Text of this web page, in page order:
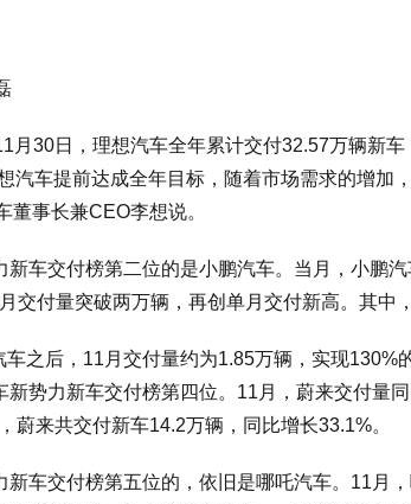
月30日，理想汽车全年累计交付32.57万辆新
汽车提前达成全年目标，随着市场需求的增加
董事长兼CEO李想说。
新车交付榜第二位的是小鹏汽车。当月，小鹏
交付量突破两万辆，再创单月交付新高。其中
之后，11月交付量约为1.85万辆，实现130%
新势力新车交付榜第四位。11月，蔚来交付量
蔚来共交付新车14.2万辆，同比增长33.1%。
新车交付榜第五位的，依旧是哪吒汽车。11月